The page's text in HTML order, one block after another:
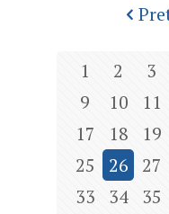
1 2 3
9
10 11
17
18 19
25
26 27
33
34 35